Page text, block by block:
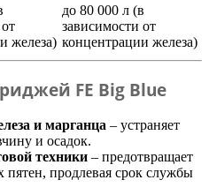
железа)
до 80 000 л (в
зависимости от
концентрации железа)
FE Big Blue
и марганца – устраняет
и осадок.
техники – предотвращает
продлевая срок службы